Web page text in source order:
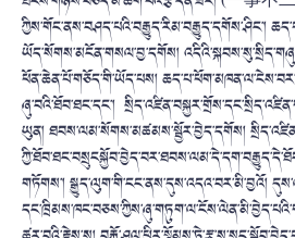
ཀྱིས་གོང་ནས་བཤད་པའི་བརྒྱུད་རིམ་བརྒྱུད་དགོས་ཤིང་།
ཡོད་སོགས་མངོན་གསལ་བྱ་དགོས།
ཕོན་ཆེན་པོ་གཅོད་གི་ཡོད་པས།
ཞུ་བའི་ཐོབ་ཐང་དང་།
ཡུན། ཐབས་ལམ་སོགས་མཚམས་སྦྱོར་བྱེད་དགོས།
གཏོགས་། སྒྱུད་ལུག་གི་ངང་ནས་དུས་འདའ་བར་མི་བྱའོ།